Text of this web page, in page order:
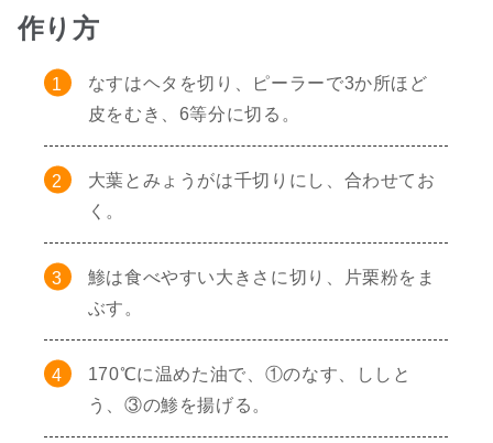
作り方
なすはヘタを切り、ピーラーで3か所ほど
皮をむき、6等分に切る。
大葉とみょうがは千切りにし、合わせてお
く。
鯵は食べやすい大きさに切り、片栗粉をま
ぶす。
170℃に温めた油で、①のなす、ししと
う、③の鯵を揚げる。